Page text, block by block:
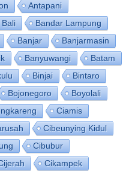
Antapani
Bali
Bandar Lampung
Banjar
Banjarmasin
Banyuwangi
Batam
Binjai
Bintaro
Bojonegoro
Boyolali
Ciamis
Cibeunying Kidul
Cibubur
Cikampek